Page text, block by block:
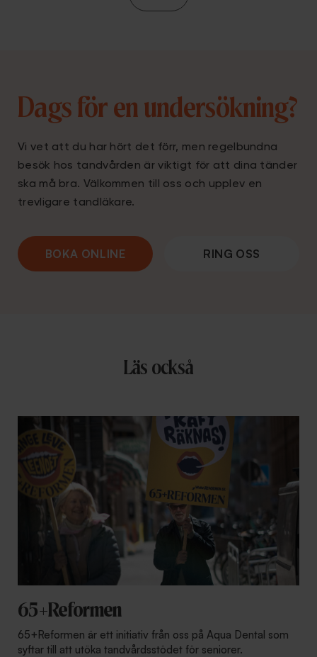
Dags för en undersökning?
Vi vet att du har hört det förr, men regelbundna
besök hos tandvården är viktigt för att dina tänder
ska må bra. Välkommen till oss och upplev en
trevligare tandläkare.
BOKA ONLINE RING OSS
Läs också
65+Reformen
65+Reformen är ett initiativ från oss på Aqua Dental som
syftar till att utöka tandvårdsstödet för seniorer.